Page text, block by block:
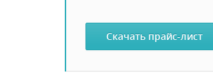
Скачать прайс-лист